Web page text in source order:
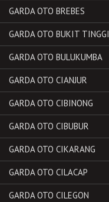
GARDA OTO BREBES
GARDA OTO BUKIT TINGGI
GARDA OTO BULUKUMBA
GARDA OTO CIANJUR
GARDA OTO CIBINONG
GARDA OTO CIBUBUR
GARDA OTO CIKARANG
GARDA OTO CILACAP
GARDA OTO CILEGON